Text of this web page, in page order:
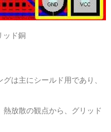
ッド銅
は主にシールド用であり、
放散の観点から、グリッド